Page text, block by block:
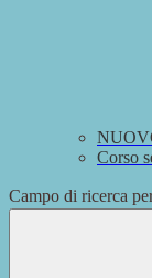
Corso
Campo di ricerca